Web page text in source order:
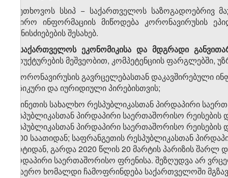
ეთხოვოს სსიპ − საქართველოს საზოგადოებრივ
საჭირო ინფორმაციის მიწოდება კორონავირუსის
ღონისძიებების შესახებ.
საქართველოს ეკონომიკისა და მდგრადი
სტრუქტურების მეშვეობით, კომპეტენციის ფარგლებში,
ა) კორონავირუსის გავრცელებასთან დაკავშირებული
ფიზიკური და იურიდიული პირებისთვის;
ბ) ჩინეთის სახალხო რესპუბლიკასთან პირდაპირი
რესპუბლიკასთან პირდაპირი საერთაშორისო
რესპუბლიკასთან პირდაპირი საერთაშორისო
16:00 საათიდან; საფრანგეთის რესპუბლიკასთან
მარტიდან, გარდა 2020 წლის 20 მარტის პარიზის
პირდაპირი საერთაშორისო ფრენისა. შეზღუდვა არ
საჰაერო ხომალდი ჩამოფრინდება საქართველოში